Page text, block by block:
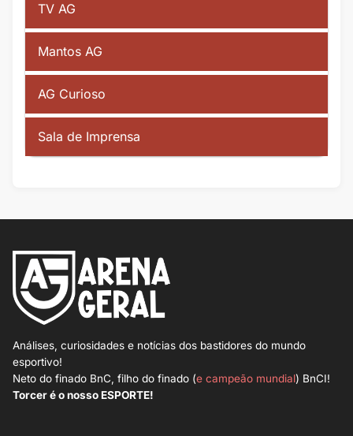
TV AG
Mantos AG
AG Curioso
Sala de Imprensa
Análises, curiosidades e notícias dos bastidores do mundo
esportivo!
Neto do finado BnC, filho do finado (e campeão mundial) BnCI!
Torcer é o nosso ESPORTE!